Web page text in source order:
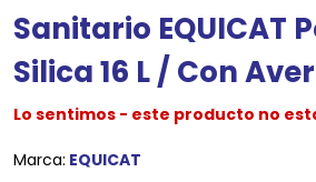
Sanitario EQUICAT
Silica 16 L / Con
Lo sentimos - este producto no
Marca: EQUICAT